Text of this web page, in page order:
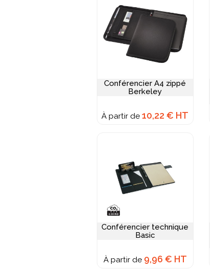
Conférencier A4 zippé
Berkeley
À partir de10,22 € HT
Conférencier technique
Basic
À partir de 9,96 € HT